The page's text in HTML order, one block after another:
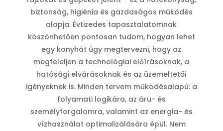
biztonság, higiénia és gazdaságos működés
alapja. Évtizedes tapasztalatomnak
köszönhetően pontosan tudom, hogyan lehet
egy konyhát úgy megtervezni, hogy az
megfeleljen a technológiai előírásoknak, a
hatósági elvárásoknak és az üzemeltetői
igényeknek is. Minden tervem működésalapú: a
folyamati logikára, az áru- és
személyforgalomra, valamint az energia- és
vízhasználat optimalizálására épül. Nem